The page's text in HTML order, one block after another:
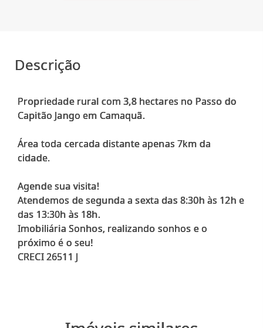
Descrição
Propriedade rural com 3,8 hectares no Passo do
Capitão Jango em Camaquã.
Área toda cercada distante apenas 7km da
cidade.
Agende sua visita!
Atendemos de segunda a sexta das 8:30h às 12h e
das 13:30h às 18h.
Imobiliária Sonhos, realizando sonhos e o
próximo é o seu!